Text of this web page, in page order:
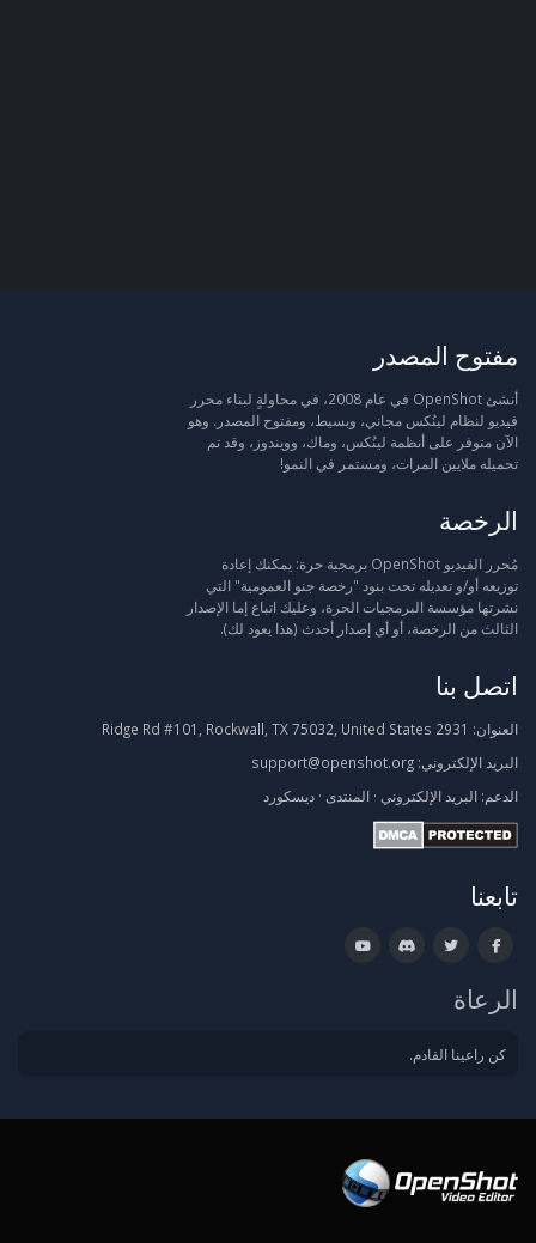
مفتوح المصدر
أنشئ OpenShot في عام 2008، في محاولةٍ لبناء محرر
فيديو لنظام لينُكس مجاني، وبسيط، ومفتوح المصدر. وهو
الآن متوفر على أنظمة لينُكس، وماك، وويندوز، وقد تم
تحميله ملايين المرات، ومستمر في النمو!
الرخصة
مُحرر الفيديو OpenShot برمجية حرة: يمكنك إعادة
توزيعه أو/و تعديله تحت بنود "رخصة جنو العمومية" التي
نشرتها مؤسسة البرمجيات الحرة، وعليك اتباع إما الإصدار
الثالث من الرخصة، أو أي إصدار أحدث (هذا يعود لك).
اتصل بنا
العنوان:
البريد الإلكتروني: support@openshot.org
الدعم: البريد الإلكتروني · المنتدى · ديسكورد
تابعنا
الرعاة
كن راعينا القادم.